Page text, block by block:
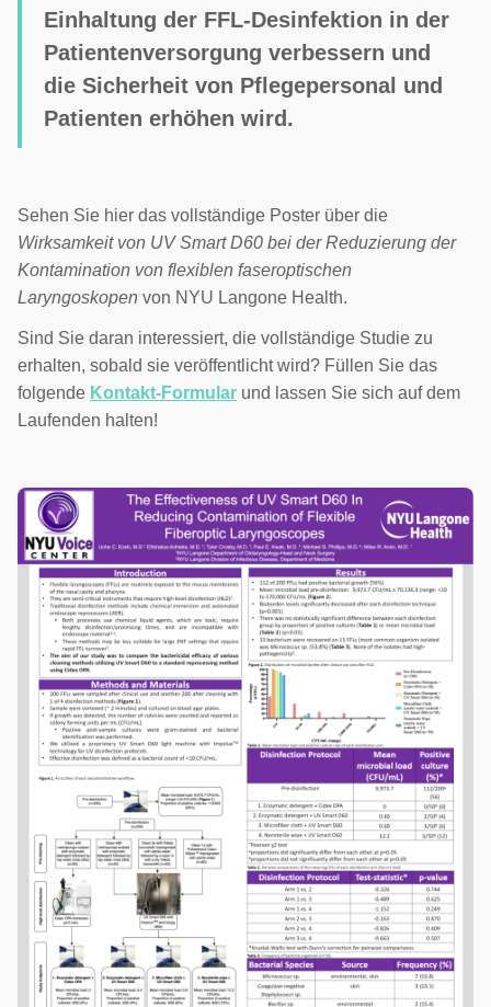
Einhaltung der FFL-Desinfektion in der
Patientenversorgung verbessern und
die Sicherheit von Pflegepersonal und
Patienten erhöhen wird.
Sehen Sie hier das vollständige Poster über die
Wirksamkeit von UV Smart D60 bei der Reduzierung der
Kontamination von flexiblen faseroptischen
Laryngoskopen von NYU Langone Health.
Sind Sie daran interessiert, die vollständige Studie zu
erhalten, sobald sie veröffentlicht wird? Füllen Sie das
folgende Kontakt-Formular und lassen Sie sich auf dem
Laufenden halten!